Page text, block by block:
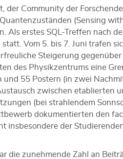
der Community der
(Sensing
Als erstes SQL-Treffen nach
Vom 5. bis 7. Juni trafen
Steigerung gegenüber
des Physikzentrums eine
und 55 Postern (in zwei
zwischen etablierten
(bei strahlendem
dokumentierten den
insbesondere der
die zunehmende Zahl an